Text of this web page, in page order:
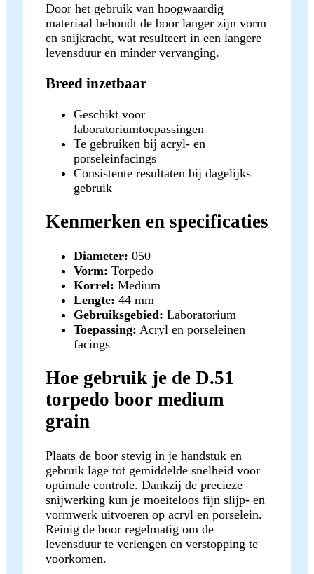
Door het gebruik van hoogwaardig
materiaal behoudt de boor langer zijn vorm
en snijkracht, wat resulteert in een langere
levensduur en minder vervanging.
Breed inzetbaar
Geschikt voor
laboratoriumtoepassingen
Te gebruiken bij acryl- en
porseleinfacings
Consistente resultaten bij dagelijks
gebruik
Kenmerken en specificaties
Diameter: 050
Vorm: Torpedo
Korrel: Medium
Lengte: 44 mm
Gebruiksgebied: Laboratorium
Toepassing: Acryl en porseleinen
facings
Hoe gebruik je de D.51
torpedo boor medium
grain
Plaats de boor stevig in je handstuk en
gebruik lage tot gemiddelde snelheid voor
optimale controle. Dankzij de precieze
snijwerking kun je moeiteloos fijn slijp- en
vormwerk uitvoeren op acryl en porselein.
Reinig de boor regelmatig om de
levensduur te verlengen en verstopping te
voorkomen.